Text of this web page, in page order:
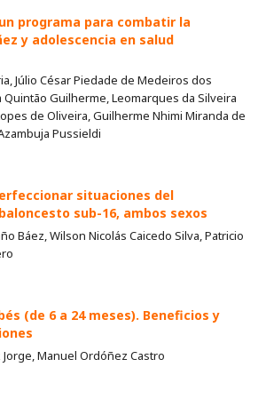
programa para combatir la
y adolescencia en salud
Júlio César Piedade de Medeiros dos
Quintão Guilherme, Leomarques da Silveira
de Oliveira, Guilherme Nhimi Miranda de
Pussieldi
situaciones del
sub-16, ambos sexos
Báez, Wilson Nicolás Caicedo Silva, Patricio
(de 6 a 24 meses). Beneficios y
Manuel Ordóñez Castro